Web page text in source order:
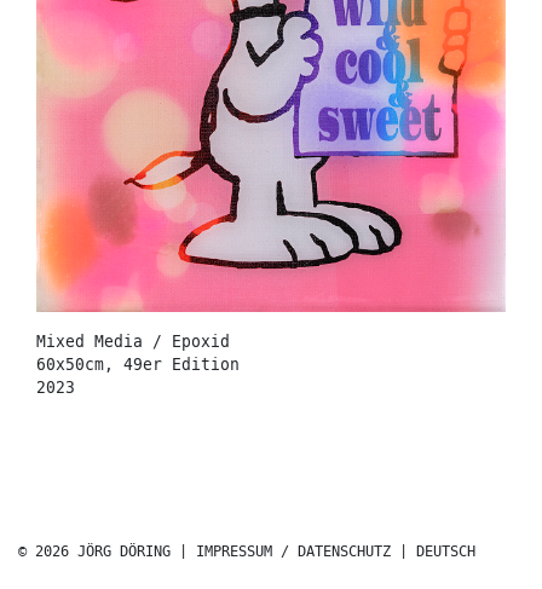
Mixed Media / Epoxid
60x50cm, 49er Edition
2023
© 2026 JÖRG DÖRING | IMPRESSUM / DATENSCHUTZ DEUTSCH